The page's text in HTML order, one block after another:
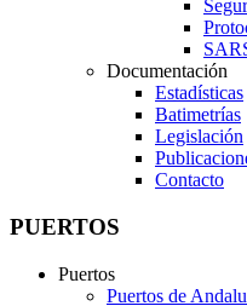
Documentación
Estadísticas
Batimetrías
Legislación
Contacto
PUERTOS
Puertos
Puertos de